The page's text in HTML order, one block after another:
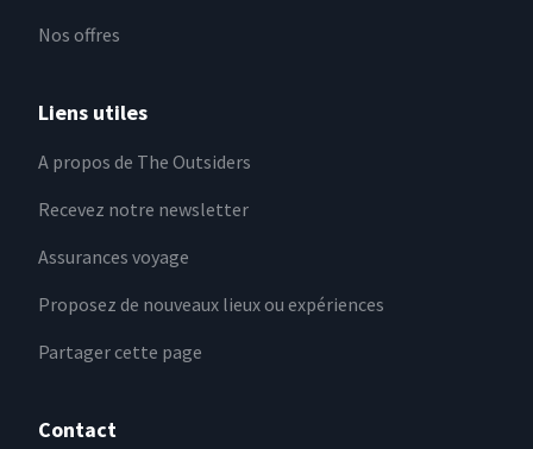
Nos offres
Liens utiles
A propos de The Outsiders
Recevez notre newsletter
Assurances voyage
Proposez de nouveaux lieux ou expériences
Partager cette page
Contact